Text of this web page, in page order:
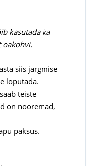
kasutada ka
oakohvi.
siis järgmise
loputada.
teiste
on nooremad,
paksus.